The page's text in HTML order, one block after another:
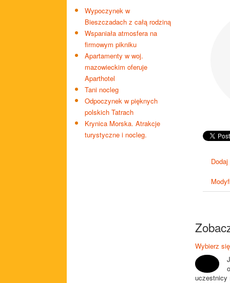
Wypoczynek w
Bieszczadach z całą rodziną
Wspaniała atmosfera na
firmowym pikniku
Apartamenty w woj.
mazowieckim oferuje
Aparthotel
Tani nocleg
Odpoczynek w pięknych
polskich Tatrach
Krynica Morska. Atrakcje
turystyczne i nocleg.
Wybierz
uczestnicy